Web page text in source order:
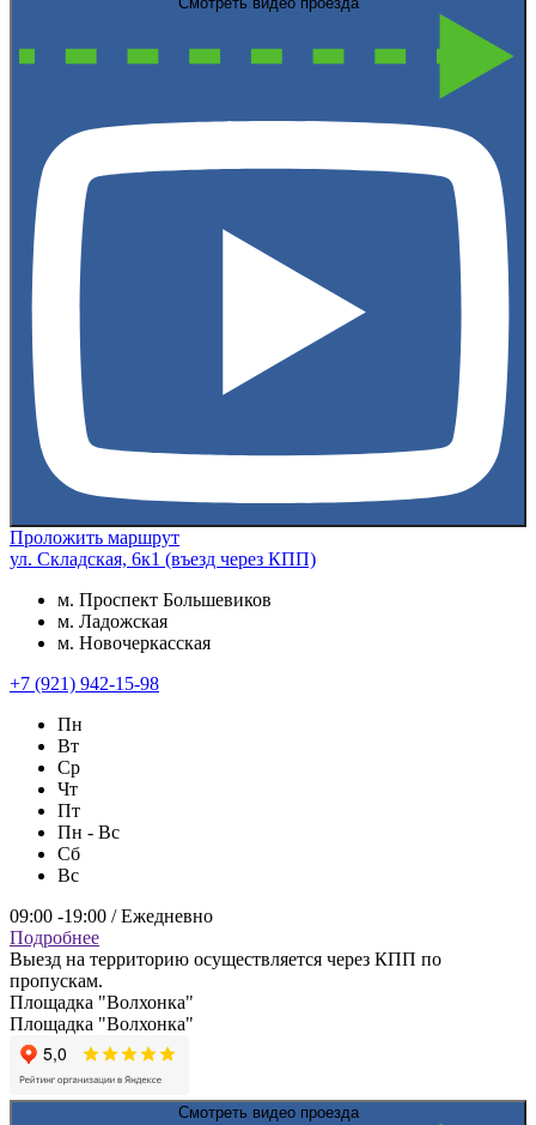
Проложить маршрут
ул. Складская, 6к1 (въезд через КПП)
м. Проспект Большевиков
м. Ладожская
м. Новочеркасская
+7 (921) 942-15-98
Пн
Вт
Ср
Чт
Пт
Пн - Вс
Сб
Вс
09:00 -19:00 / Ежедневно
Подробнее
Выезд на территорию осуществляется через КПП по
пропускам.
Площадка "Волхонка"
Площадка "Волхонка"
Смотреть видео проезда